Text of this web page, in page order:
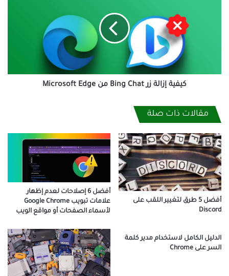
كيفية إزالة زر Bing Chat من Microsoft Edge
مقالات ذات صلة
أفضل 5 طرق لتغيير اللقب على
Discord
أفضل 6 إصلاحات لعدم إظهار
علامات تبويب Google Chrome
لأسماء الصفحات أو مواقع الويب
الدليل الكامل لاستخدام مدير كلمة
السر على Chrome